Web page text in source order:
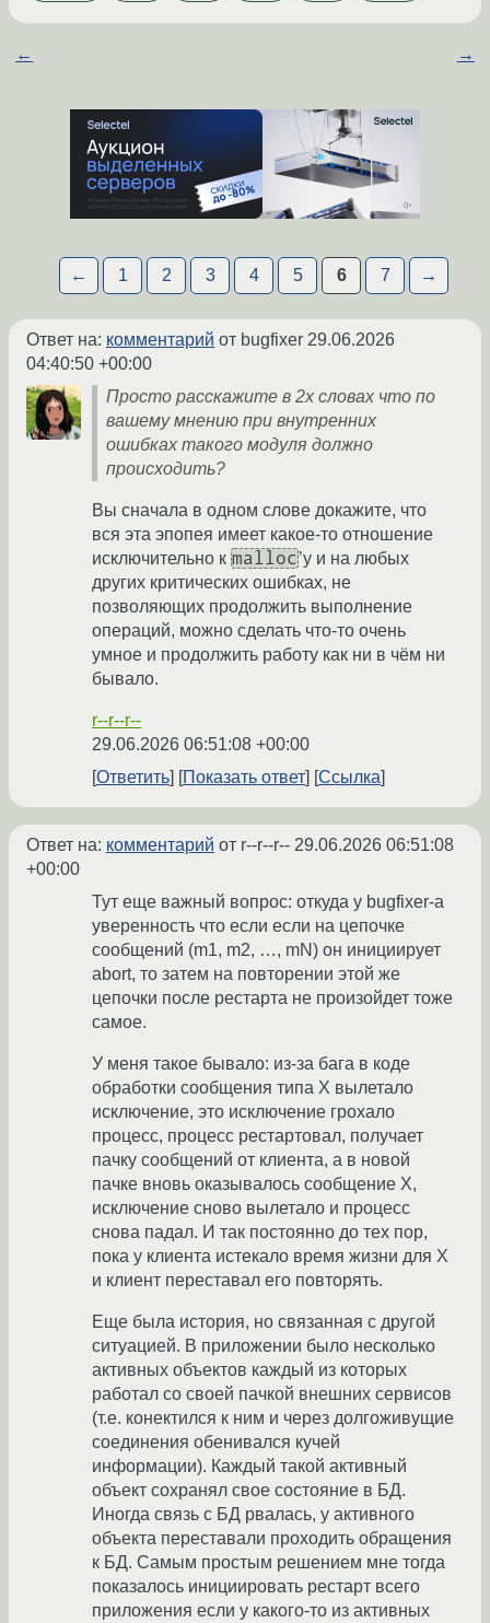
← →
← 1 2 3 4 5 6 7 →
Ответ на: комментарий от bugfixer 29.06.2026
04:40:50 +00:00
Просто расскажите в 2х словах что по
вашему мнению при внутренних
ошибках такого модуля должно
происходить?
Вы сначала в одном слове докажите, что
вся эта эпопея имеет какое-то отношение
исключительно к malloc ’у и на любых
других критических ошибках, не
позволяющих продолжить выполнение
операций, можно сделать что-то очень
умное и продолжить работу как ни в чём ни
бывало.
r--r--r--
29.06.2026 06:51:08 +00:00
Ответить
Показать ответ Ссылка
Ответ на: комментарий от r--r--r-- 29.06.2026 06:51:08
+00:00
Тут еще важный вопрос: откуда у bugfixer-а
уверенность что если если на цепочке
сообщений (m1, m2, …, mN) он инициирует
abort, то затем на повторении этой же
цепочки после рестарта не произойдет тоже
самое.
У меня такое бывало: из-за бага в коде
обработки сообщения типа X вылетало
исключение, это исключение грохало
процесс, процесс рестартовал, получает
пачку сообщений от клиента, а в новой
пачке вновь оказывалось сообщение X,
исключение сново вылетало и процесс
снова падал. И так постоянно до тех пор,
пока у клиента истекало время жизни для X
и клиент переставал его повторять.
Еще была история, но связанная с другой
ситуацией. В приложении было несколько
активных объектов каждый из которых
работал со своей пачкой внешних сервисов
(т.е. конектился к ним и через долгоживущие
соединения обенивался кучей
информации). Каждый такой активный
объект сохранял свое состояние в БД.
Иногда связь с БД рвалась, у активного
объекта переставали проходить обращения
к БД. Самым простым решением мне тогда
показалось инициировать рестарт всего
приложения если у какого-то из активных